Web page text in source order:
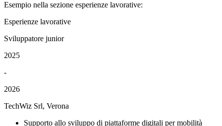
Esempio nella sezione esperienze lavorative:
Esperienze lavorative
Sviluppatore junior
2025
-
2026
TechWiz Srl, Verona
Supporto allo sviluppo di piattaforme digitali per mobilità